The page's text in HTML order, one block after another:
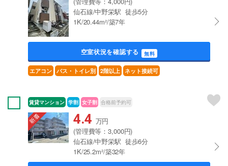
仙石線/中野栄駅 徒歩5分
1K/20.44m²/築7年
空室状況を確認する 無料
エアコン バス・トイレ別 2階以上 ネット接続可
賃貸マンション 学割 女子割 合格前予約可
4.4 万円
(管理費等：3,000円)
仙石線/中野栄駅 徒歩6分
1K/25.2m²/築32年